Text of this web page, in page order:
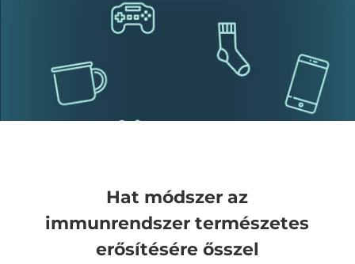
Hat módszer az
immunrendszer természetes
erősítésére ősszel